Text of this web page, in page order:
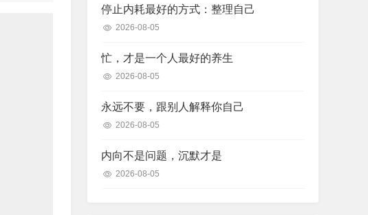
停止内耗最好的方式：整理自己
2026-08-05
忙，才是一个人最好的养生
2026-08-05
永远不要，跟别人解释你自己
2026-08-05
内向不是问题，沉默才是
2026-08-05